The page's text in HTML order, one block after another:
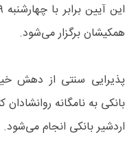
همکیشان برگزار می‌شود.
پذیرایی سنتی از دهش
بانکی به نامگانه
اردشیر بانکی انجام می‌شود.